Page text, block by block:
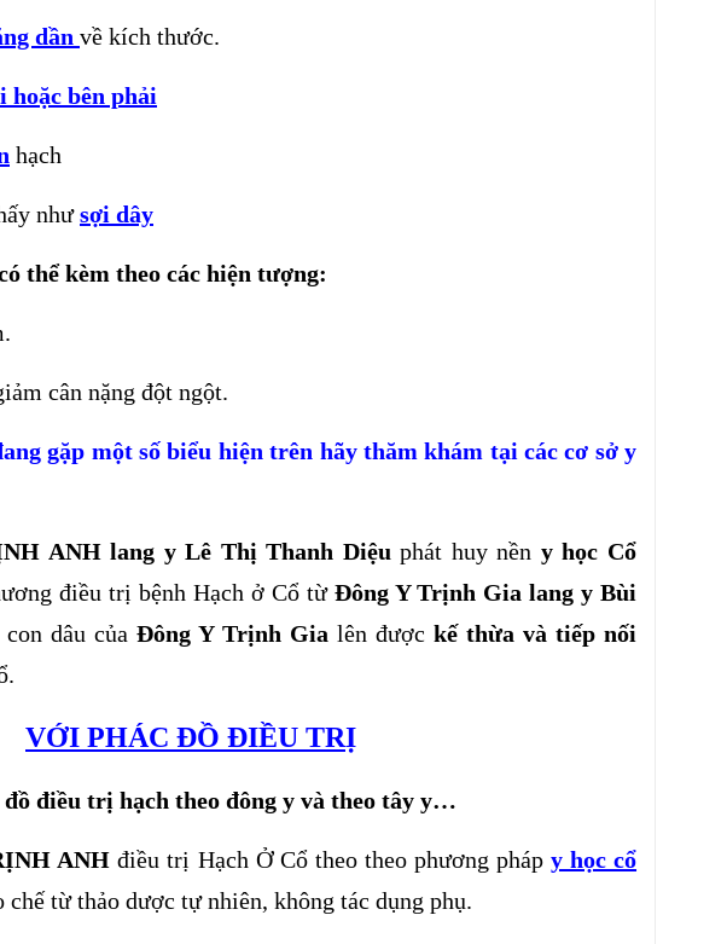
dần về kích thước.
hoặc bên phải
hạch
như sợi dây
thể kèm theo các hiện tượng:
cân nặng đột ngột.
gặp một số biểu hiện trên hãy thăm khám tại các cơ sở y
ANH lang y Lê Thị Thanh Diệuphát huy nền y học Cổ
điều trị bệnh Hạch ở Cổ từĐông Y Trịnh Gia lang y Bùi
dâu của Đông Y Trịnh Gia lên được kế thừa và tiếp nối
VỚI PHÁC ĐỒ ĐIỀU TRỊ
điều trị hạch theo đông y và theo tây y…
ANH điều trị Hạch Ở Cổ theo theo phương pháp y học cổ
từ thảo dược tự nhiên, không tác dụng phụ.